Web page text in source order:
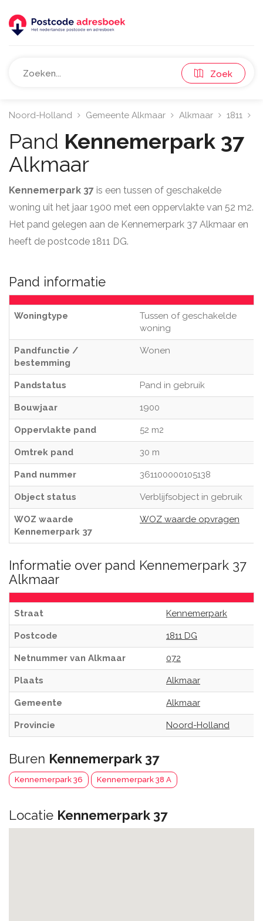
Zoek
Noord-Holland Gemeente Alkmaar Alkmaar 1811
Pand Kennemerpark 37
Alkmaar
Kennemerpark 37 is een tussen of geschakelde
woning uit het jaar 1900 met een oppervlakte van 52 m2.
Het pand gelegen aan de Kennemerpark 37 Alkmaar en
heeft de postcode 1811 DG.
Pand informatie
Woningtype
Tussen of geschakelde
woning
Pandfunctie /
bestemming
Wonen
Pandstatus Pand in gebruik
Bouwjaar 1900
Oppervlakte pand 52 m2
Omtrek pand 30 m
Pand nummer 361100000105138
Object status Verblijfsobject in gebruik
WOZ waarde
Kennemerpark 37
WOZ waarde opvragen
Informatie over pand Kennemerpark 37
Alkmaar
Straat Kennemerpark
Postcode 1811 DG
Netnummer van Alkmaar 072
Plaats Alkmaar
Gemeente Alkmaar
Provincie Noord-Holland
Buren Kennemerpark 37
Kennemerpark 36 Kennemerpark 38 A
Locatie Kennemerpark 37